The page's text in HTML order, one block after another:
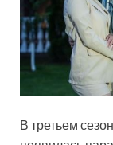
В третьем